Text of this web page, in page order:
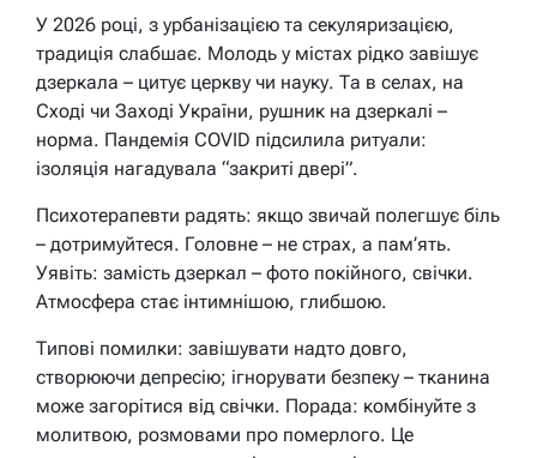
У 2026 році, з урбанізацією та секуляризацією,
традиція слабшає. Молодь у містах рідко завішує
дзеркала – цитує церкву чи науку. Та в селах, на
Сході чи Заході України, рушник на дзеркалі –
норма. Пандемія COVID підсилила ритуали:
ізоляція нагадувала “закриті двері”.
Психотерапевти радять: якщо звичай полегшує біль
– дотримуйтеся. Головне – не страх, а пам’ять.
Уявіть: замість дзеркал – фото покійного, свічки.
Атмосфера стає інтимнішою, глибшою.
Типові помилки: завішувати надто довго,
створюючи депресію; ігнорувати безпеку – тканина
може загорітися від свічки. Порада: комбінуйте з
молитвою, розмовами про померлого. Це